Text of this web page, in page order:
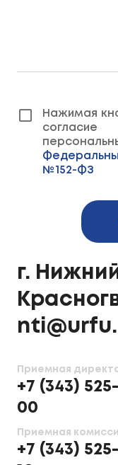
г.
Приемная
+7 (343)
00
Приемная
+7 (343)
Нажимая
№152-ФЗ